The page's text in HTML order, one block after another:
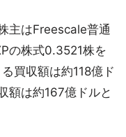
主はFreescale普通
の株式0.3521株を
買収額は約118億ド
額は約167億ドルと